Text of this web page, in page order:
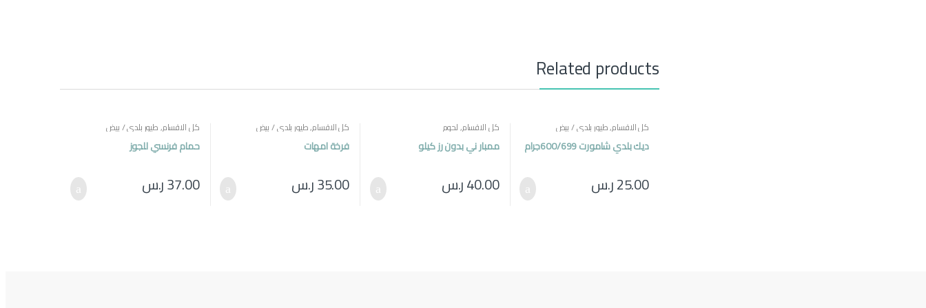
Related products
كل الاقسام,طيور بلدي / بيض
ديك بلدي شامورت 600/699جرام
25.00ر.س
كل الاقسام,لحوم
ممبار ني بدون رز كيلو
40.00ر.س
كل الاقسام,طيور بلدي / بيض
فرخة امهات
35.00ر.س
كل الاقسام,طيور بلدي / بيض
حمام فرنسي للجوز
37.00ر.س